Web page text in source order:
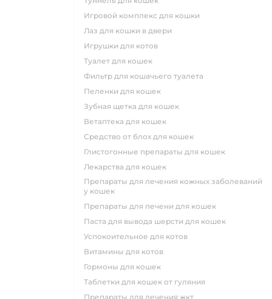
игровой комплекс для кошки
лаз для кошки в двери
игрушки для котов
туалет для кошек
фильтр для кошачьего туалета
пеленки для кошек
зубная щетка для кошек
ветаптека для кошек
средство от блох для кошек
глистогонные препараты для кошек
лекарства для кошек
препараты для лечения кожных заболеваний
у кошек
препараты для печени для кошек
паста для вывода шерсти для кошек
успокоительное для котов
витамины для котов
гормоны для кошек
таблетки для кошек от гуляния
препараты для лечения жкт